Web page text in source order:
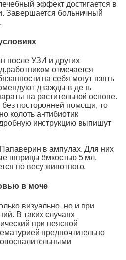
эффект достигается в
Завершается больничный
после УЗИ и других
отмечается
на себя могут взять
дважды в день
на растительной основе.
без посторонней помощи, то
колоть антибиотик
инструкцию выпишут
в ампулах. Для них
шприцы ёмкостью 5 мл.
по весу животного.
в моче
визуально, но и при
В таких случаях
при неясной
предпочтительно